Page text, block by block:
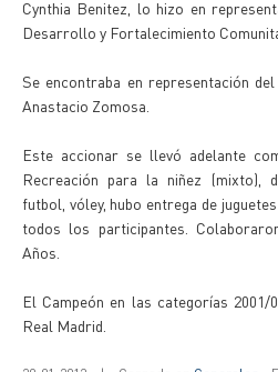
Cynthia Benitez, lo hizo en
Desarrollo y Fortalecimiento
Se encontraba en representación
Anastacio Zomosa.
Este accionar se llevó adelante
Recreación para la niñez (mixto),
futbol, vóley, hubo entrega de
todos los participantes.
Años.
El Campeón en las categorías 2001/
Real Madrid.